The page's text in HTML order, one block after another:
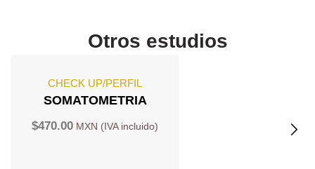
Otros estudios
CHECK UP/PERFIL
SOMATOMETRIA
$470.00